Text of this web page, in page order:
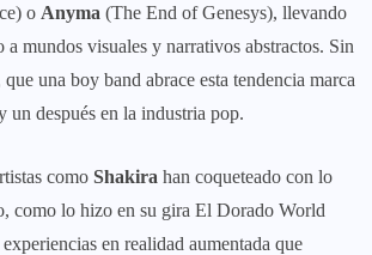
o Anyma (The End of Genesys), llevando
a mundos visuales y narrativos abstractos. Sin
que una boy band abrace esta tendencia marca
un después en la industria pop.
como Shakira han coqueteado con lo
como lo hizo en su gira El Dorado World
en realidad aumentada que